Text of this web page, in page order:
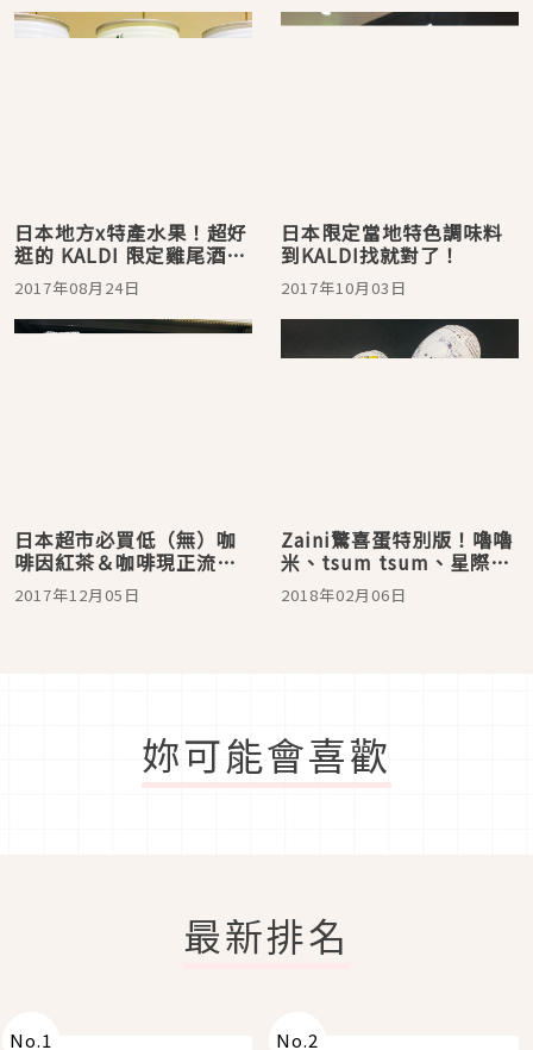
日本地方x特產水果！超好
逛的 KALDI 限定雞尾酒酸
甜美味
2017年08月24日
日本限定當地特色調味料
到KALDI找就對了！
2017年10月03日
日本超市必買低（無）咖
啡因紅茶＆咖啡現正流行
中！
2017年12月05日
Zaini驚喜蛋特別版！嚕嚕
米、tsum tsum、星際大
戰、HELLO KITTY巧克力
蛋都有喔！
2018年02月06日
妳可能會喜歡
最新排名
No.1 No.2